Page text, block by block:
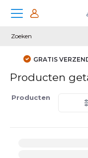
GRATIS
Producten
Producten